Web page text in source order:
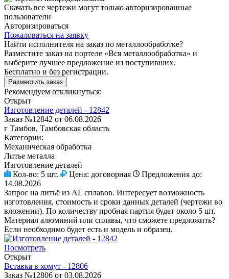
Скачать все чертежи могут только авторизированные
пользователи
Авторизироваться
Пожаловаться на заявку
Найти исполнителя на заказ по металлообработке?
Разместите заказ на портеле «Вся металлообработка» и
выберите лучшее предложение из поступивших.
Бесплатно и без регистрации.
Разместить заказ
Рекомендуем откликнуться:
Открыт
Изготовление деталей - 12842
Заказ №12842 от 06.08.2026
г Тамбов, Тамбовская область
Категории:
Механическая обработка
Литье металла
Изготовление деталей
Кол-во: 5 шт. Цена: договорная
Предложения до:
14.08.2026
Запрос на литьё из AL сплавов. Интересует возможность
изготовления, стоимость и сроки данных деталей (чертежи во
вложении). По количеству пробная партия будет около 5 шт.
Материал алюминий или сплавы, что сможете предложить?
Если необходимо будет есть и модель и образец.
Посмотреть
Открыт
Вставка в хомут - 12806
Заказ №12806 от 03.08.2026